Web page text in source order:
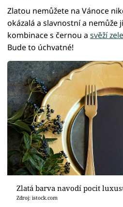
Zlatou nemůžete na Vánoce
okázalá a slavnostní a nemůže
kombinace s černou a svěží
Bude to úchvatné!
Zlatá barva navodí pocit
Zdroj: istock.com